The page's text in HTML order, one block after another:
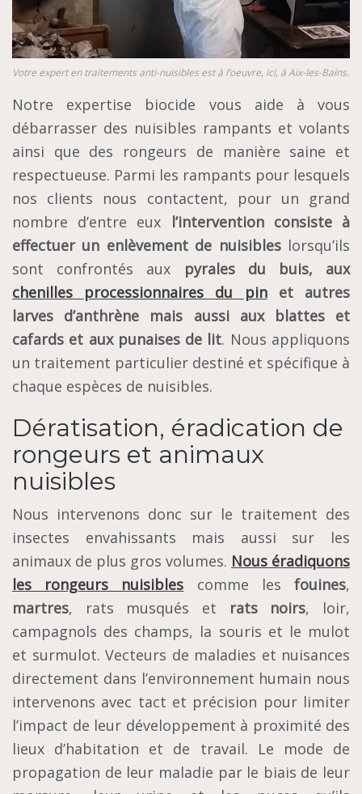
Votre expert en traitements anti-nuisibles est à l’oeuvre, ici, à Aix-les-Bains.
Notre expertise biocide vous aide à vous
débarrasser des nuisibles rampants et volants
ainsi que des rongeurs de manière saine et
respectueuse. Parmi les rampants pour lesquels
nos clients nous contactent, pour un grand
nombre d’entre eux l’intervention consiste à
effectuer un enlèvement de nuisibleslorsqu’ils
sont confrontés aux
pyrales du buis, aux
chenilles processionnaires du pinet autres
larves d’anthrène mais aussi aux blattes et
cafards et aux punaises de lit. Nous appliquons
un traitement particulier destiné et spécifique à
chaque espèces de nuisibles.
Dératisation, éradication de
rongeurs et animaux
nuisibles
Nous intervenons donc sur le traitement des
insectes envahissants mais aussi sur les
animaux de plus gros volumes. Nous éradiquons
les rongeurs nuisibles comme lesfouines,
martres, rats musqués et rats noirs, loir,
campagnols des champs, la souris et le mulot
et surmulot. Vecteurs de maladies et nuisances
directement dans l’environnement humain nous
intervenons avec tact et précision pour limiter
l’impact de leur développement à proximité des
lieux d’habitation et de travail. Le mode de
propagation de leur maladie par le biais de leur